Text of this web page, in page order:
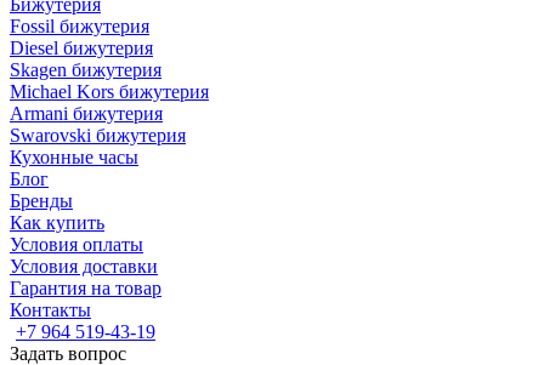
Бижутерия
Fossil бижутерия
Diesel бижутерия
Skagen бижутерия
Michael Kors бижутерия
Armani бижутерия
Swarovski бижутерия
Кухонные часы
Блог
Бренды
Как купить
Условия оплаты
Условия доставки
Гарантия на товар
Контакты
+7 964 519-43-19
Задать вопрос